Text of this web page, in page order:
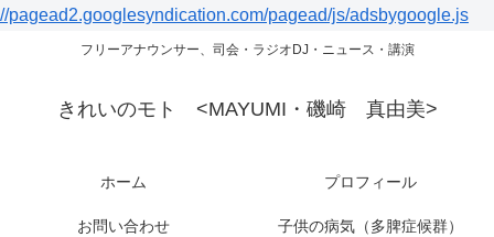
//pagead2.googlesyndication.com/pagead/js/adsbygoogle.js
フリーアナウンサー、司会・ラジオDJ・ニュース・講演
きれいのモト <MAYUMI・磯崎 真由美>
ホーム プロフィール
お問い合わせ 子供の病気（多脾症候群）